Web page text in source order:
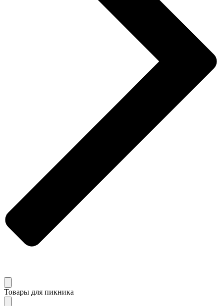
Товары для пикника